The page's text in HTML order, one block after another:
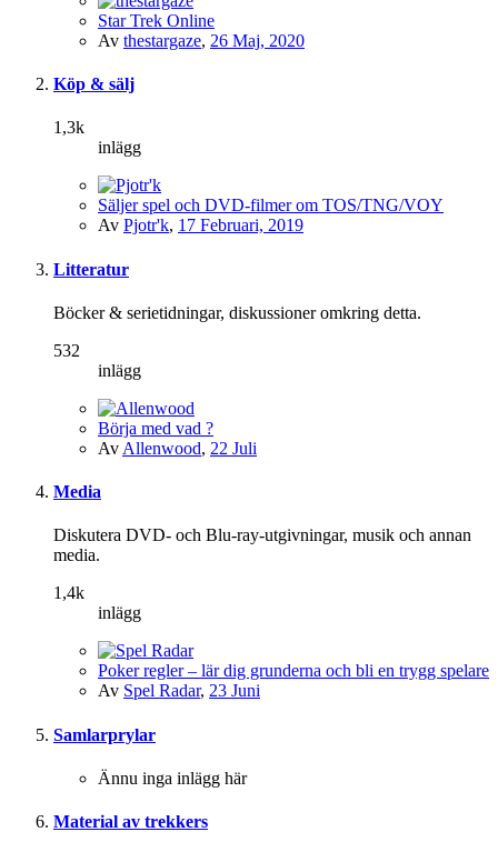
Star Trek Online
Av thestargaze, 26 Maj, 2020
Köp & sälj
1,3k
inlägg
Säljer spel och DVD-filmer om TOS/TNG/VOY
Av Pjotr'k, 17 Februari, 2019
Litteratur
Böcker & serietidningar, diskussioner omkring detta.
532
inlägg
Börja med vad ?
Av Allenwood, 22 Juli
Media
Diskutera DVD- och Blu-ray-utgivningar, musik och annan
media.
1,4k
inlägg
Poker regler – lär dig grunderna och bli en trygg spelare
Av Spel Radar, 23 Juni
Samlarprylar
Ännu inga inlägg här
Material av trekkers